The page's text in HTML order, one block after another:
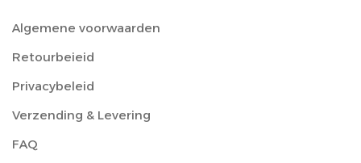
Algemene voorwaarden
Retourbeieid
Privacybeleid
Verzending & Levering
FAQ